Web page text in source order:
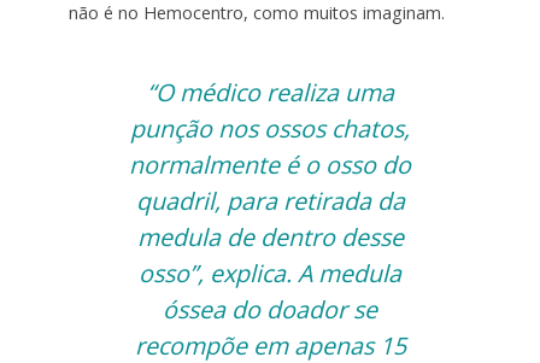
não é no Hemocentro, como muitos imaginam.
“O médico realiza uma
punção nos ossos chatos,
normalmente é o osso do
quadril, para retirada da
medula de dentro desse
osso”, explica. A medula
óssea do doador se
recompõe em apenas 15